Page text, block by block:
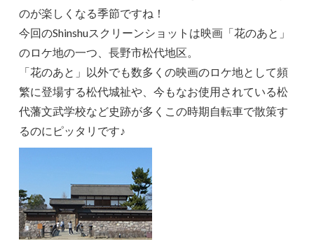
のが楽しくなる季節ですね！
今回のShinshuスクリーンショットは映画「花のあと」
のロケ地の一つ、長野市松代地区。
「花のあと」以外でも数多くの映画のロケ地として頻
繁に登場する松代城祉や、今もなお使用されている松
代藩文武学校など史跡が多くこの時期自転車で散策す
るのにピッタリです♪